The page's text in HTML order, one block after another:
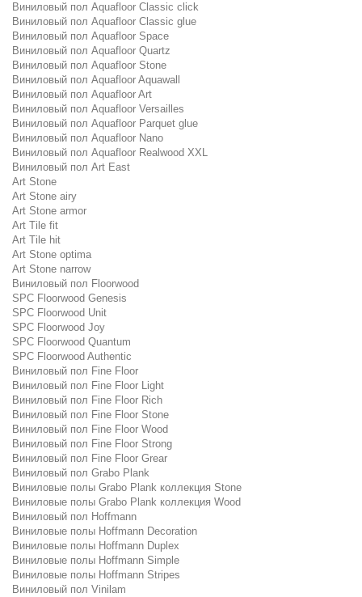
Виниловый пол Aquafloor Classic click
Виниловый пол Aquafloor Classic glue
Виниловый пол Aquafloor Space
Виниловый пол Aquafloor Quartz
Виниловый пол Aquafloor Stone
Виниловый пол Aquafloor Aquawall
Виниловый пол Aquafloor Art
Виниловый пол Aquafloor Versailles
Виниловый пол Aquafloor Parquet glue
Виниловый пол Aquafloor Nano
Виниловый пол Aquafloor Realwood XXL
Виниловый пол Art East
Art Stone
Art Stone airy
Art Stone armor
Art Tile fit
Art Tile hit
Art Stone optima
Art Stone narrow
Виниловый пол Floorwood
SPC Floorwood Genesis
SPC Floorwood Unit
SPC Floorwood Joy
SPC Floorwood Quantum
SPC Floorwood Authentic
Виниловый пол Fine Floor
Виниловый пол Fine Floor Light
Виниловый пол Fine Floor Rich
Виниловый пол Fine Floor Stone
Виниловый пол Fine Floor Wood
Виниловый пол Fine Floor Strong
Виниловый пол Fine Floor Grear
Виниловый пол Grabo Plank
Виниловые полы Grabo Plank коллекция Stone
Виниловые полы Grabo Plank коллекция Wood
Виниловый пол Hoffmann
Виниловые полы Hoffmann Decoration
Виниловые полы Hoffmann Duplex
Виниловые полы Hoffmann Simple
Виниловые полы Hoffmann Stripes
Виниловый пол Vinilam